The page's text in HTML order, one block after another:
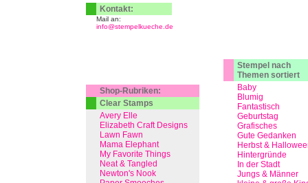
Stempel nach
Themen sortiert
Baby
Blumig
Fantastisch
Geburtstag
Grafisches
Gute Gedanken
Herbst &
Hintergründe
In der Stadt
Jungs & Männer
Kontakt:
Mail an:
info@stempelkueche.de
Shop-Rubriken:
Clear Stamps
Avery Elle
Elizabeth Craft Designs
Lawn Fawn
Mama Elephant
My Favorite Things
Neat & Tangled
Newton's Nook